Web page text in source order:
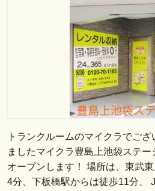
トランクルームのマイクラでご
ましたマイクラ豊島上池袋ステ
オープンします！ 場所は、東武
4分、下板橋駅からは徒歩11分、